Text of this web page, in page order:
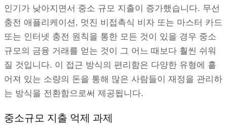
인기가 낮아지면서 중소 규모 지출이 증가했습니다. 무선
충전 애플리케이션, 멋진 비접촉식 비자 또는 마스터 카드
또는 인터넷 충전 원칙을 통한 모든 것이 있을 경우 중소
규모의 금융 거래를 얻는 것이 그 어느 때보다 훨씬 쉬워
질 것입니다. 이 접근 방식의 편리함은 다양한 유형에 흩
어져 있는 소량의 돈을 통해 많은 사람들이 재정을 관리하
는 방식을 전환함으로써 제공됩니다.
중소규모 지출 억제 과제